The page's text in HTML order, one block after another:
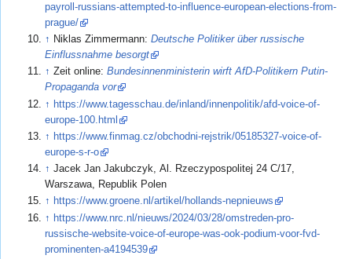
payroll-russians-attempted-to-influence-european-elections-from-
prague/
↑ Niklas Zimmermann:Deutsche Politiker über russische
Einflussnahme besorgt
↑ Zeit online:Bundesinnenministerin wirft AfD-Politikern Putin-
Propaganda vor
↑ https://www.tagesschau.de/inland/innenpolitik/afd-voice-of-
europe-100.html
↑ https://www.finmag.cz/obchodni-rejstrik/05185327-voice-of-
europe-s-r-o
↑ Jacek Jan Jakubczyk, Al. Rzeczypospolitej 24 C/17,
Warszawa, Republik Polen
↑ https://www.groene.nl/artikel/hollands-nepnieuws
↑ https://www.nrc.nl/nieuws/2024/03/28/omstreden-pro-
russische-website-voice-of-europe-was-ook-podium-voor-fvd-
prominenten-a4194539